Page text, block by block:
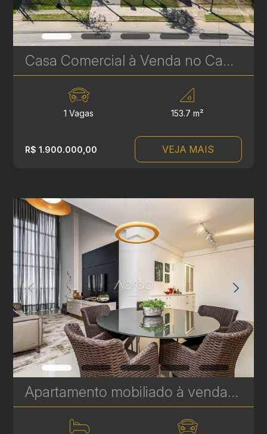
Casa Comercial à Venda no Campina do Siqueira – 153 m² com Excelente Localização | Ref. 616
1 Vagas 153.7 m²
R$ 1.900.000,00 VEJA MAIS
Apartamento mobiliado à venda no Soul Batel Soho, com 120,32 m², 3 quartos, sendo 1 suíte | Ref. 1764